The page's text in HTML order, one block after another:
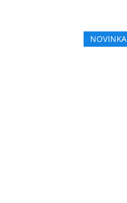
NOVINKA